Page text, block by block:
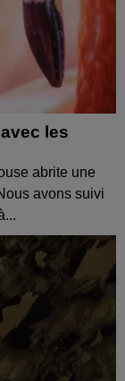
les
abrite une
avons suivi